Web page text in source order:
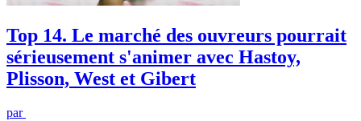
Top 14. Le marché des ouvreurs pourrait
sérieusement s'animer avec Hastoy,
Plisson, West et Gibert
par